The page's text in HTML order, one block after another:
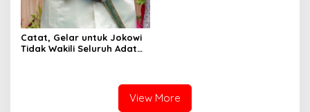
Catat, Gelar untuk Jokowi
Tidak Wakili Seluruh Adat
View More